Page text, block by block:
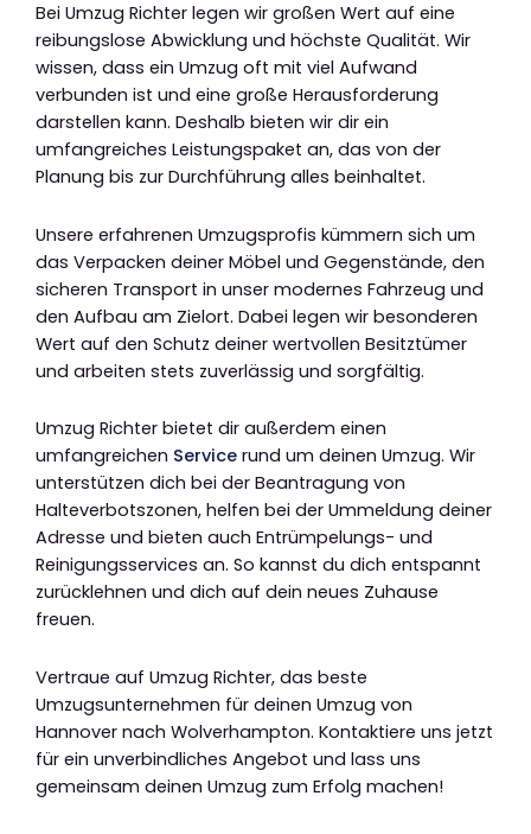
Bei Umzug Richter legen wir großen Wert auf eine
reibungslose Abwicklung und höchste Qualität. Wir
wissen, dass ein Umzug oft mit viel Aufwand
verbunden ist und eine große Herausforderung
darstellen kann. Deshalb bieten wir dir ein
umfangreiches Leistungspaket an, das von der
Planung bis zur Durchführung alles beinhaltet.
Unsere erfahrenen Umzugsprofis kümmern sich um
das Verpacken deiner Möbel und Gegenstände, den
sicheren Transport in unser modernes Fahrzeug und
den Aufbau am Zielort. Dabei legen wir besonderen
Wert auf den Schutz deiner wertvollen Besitztümer
und arbeiten stets zuverlässig und sorgfältig.
Umzug Richter bietet dir außerdem einen
umfangreichen Service rund um deinen Umzug. Wir
unterstützen dich bei der Beantragung von
Halteverbotszonen, helfen bei der Ummeldung deiner
Adresse und bieten auch Entrümpelungs- und
Reinigungsservices an. So kannst du dich entspannt
zurücklehnen und dich auf dein neues Zuhause
freuen.
Vertraue auf Umzug Richter, das beste
Umzugsunternehmen für deinen Umzug von
Hannover nach Wolverhampton. Kontaktiere uns jetzt
für ein unverbindliches Angebot und lass uns
gemeinsam deinen Umzug zum Erfolg machen!